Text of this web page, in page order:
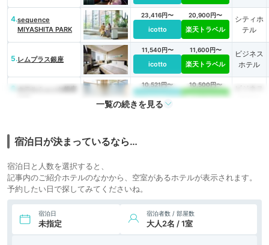
4.sequence
MIYASHITA PARK
23,416円〜
icotto
20,900円〜
楽天トラベル
シティホ
テル
5.レムプラス銀座
11,540円〜
icotto
11,600円〜
楽天トラベル
ビジネス
ホテル
6. 10,521円〜
icotto
10,500円〜
楽天トラベル
8.モクシー東京錦糸町
9.hotel MONday
Premium 豊洲
icotto 楽天トラベル
ホテル
一覧の続きを見る
宿泊日が決まっているなら…
宿泊日と人数を選択すると、
記事内のご紹介ホテルのなかから、空室があるホテルが表示されます。
予約したい日で探してみてくださいね。
宿泊日
未指定
宿泊者数 / 部屋数
大人2名 / 1室